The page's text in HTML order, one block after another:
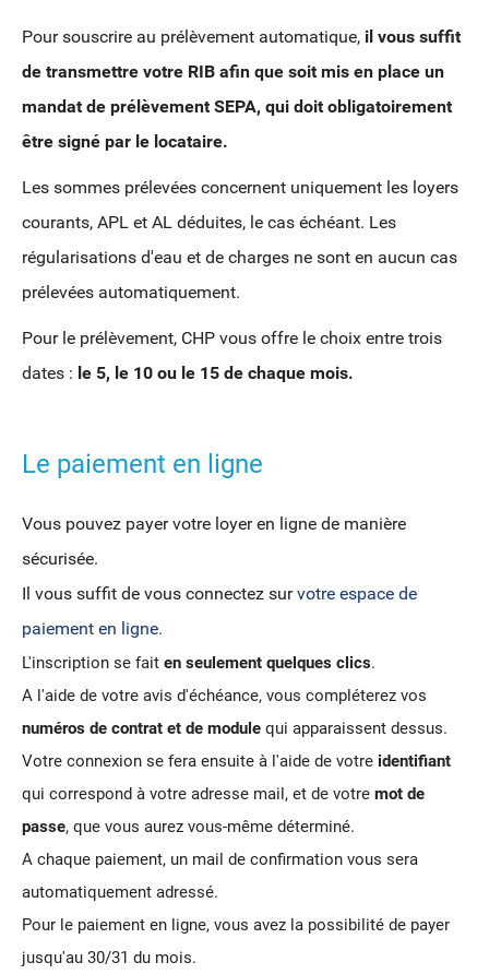
Pour souscrire au prélèvement automatique, il vous suffit
de transmettre votre RIB afin que soit mis en place un
mandat de prélèvement SEPA, qui doit obligatoirement
être signé par le locataire.
Les sommes prélevées concernent uniquement les loyers
courants, APL et AL déduites, le cas échéant. Les
régularisations d'eau et de charges ne sont en aucun cas
prélevées automatiquement.
Pour le prélèvement, CHP vous offre le choix entre trois
dates : le 5, le 10 ou le 15 de chaque mois.
Le paiement en ligne
Vous pouvez payer votre loyer en ligne de manière
sécurisée.
Il vous suffit de vous connectez survotre espace de
paiement en ligne.
L'inscription se fait en seulement quelques clics.
A l'aide de votre avis d'échéance, vous compléterez vos
numéros de contrat et de module qui apparaissent dessus.
Votre connexion se fera ensuite à l'aide de votre identifiant
qui correspond à votre adresse mail, et de votre mot de
passe, que vous aurez vous-même déterminé.
A chaque paiement, un mail de confirmation vous sera
automatiquement adressé.
Pour le paiement en ligne, vous avez la possibilité de payer
jusqu'au 30/31 du mois.